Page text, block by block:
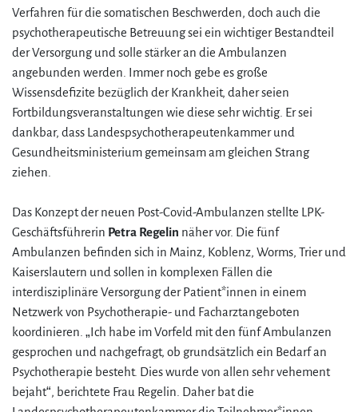
Verfahren für die somatischen Beschwerden, doch auch die
psychotherapeutische Betreuung sei ein wichtiger Bestandteil
der Versorgung und solle stärker an die Ambulanzen
angebunden werden. Immer noch gebe es große
Wissensdefizite bezüglich der Krankheit, daher seien
Fortbildungsveranstaltungen wie diese sehr wichtig. Er sei
dankbar, dass Landespsychotherapeutenkammer und
Gesundheitsministerium gemeinsam am gleichen Strang
ziehen.
Das Konzept der neuen Post-Covid-Ambulanzen stellte LPK-
Geschäftsführerin Petra Regelin näher vor. Die fünf
Ambulanzen befinden sich in Mainz, Koblenz, Worms, Trier und
Kaiserslautern und sollen in komplexen Fällen die
interdisziplinäre Versorgung der Patient*innen in einem
Netzwerk von Psychotherapie- und Facharztangeboten
koordinieren. „Ich habe im Vorfeld mit den fünf Ambulanzen
gesprochen und nachgefragt, ob grundsätzlich ein Bedarf an
Psychotherapie besteht. Dies wurde von allen sehr vehement
bejaht“, berichtete Frau Regelin. Daher bat die